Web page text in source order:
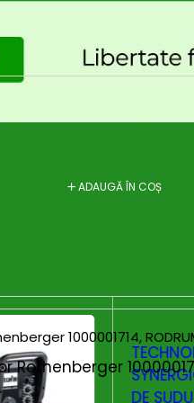
ADAUGĂ ÎN COȘ
DE